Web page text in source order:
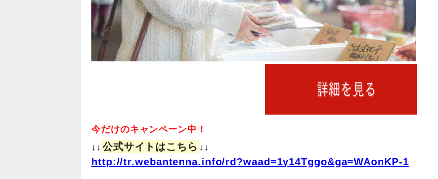
今だけのキャンペーン中！
↓↓ 公式サイトはこちら ↓↓
http://tr.webantenna.info/rd?waad=1y14Tggo&ga=WAonKP-1